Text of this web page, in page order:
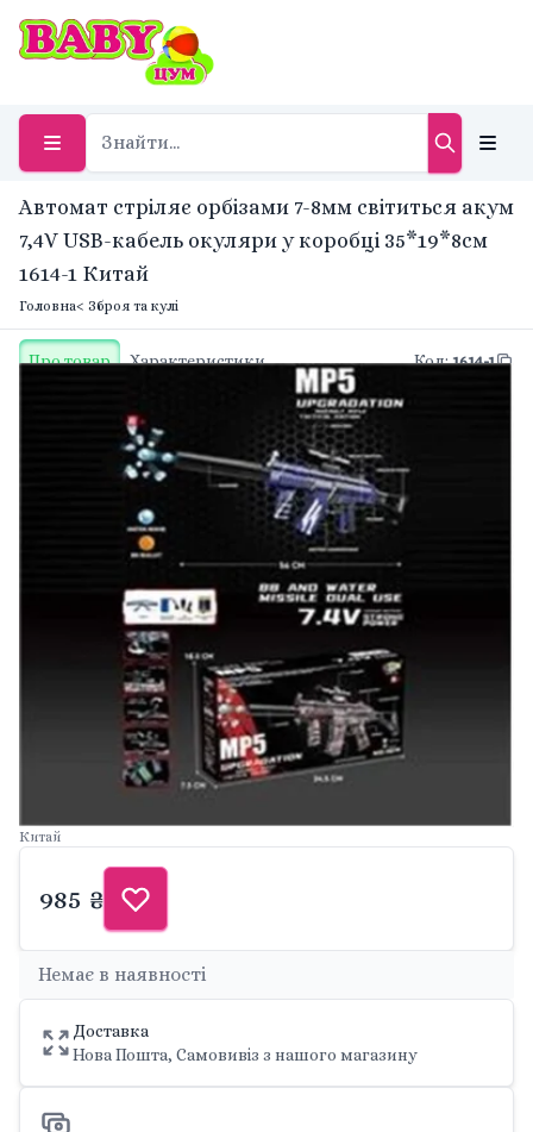
Автомат стріляє орбізами 7-8мм світиться акум
7,4V USB-кабель окуляри у коробці 35*19*8см
1614-1 Китай
Головна< Зброя та кулі
Про товар Характеристики Код:1614-1
Китай
985 ₴
Немає в наявності
Доставка
Нова Пошта, Самовивіз з нашого магазину